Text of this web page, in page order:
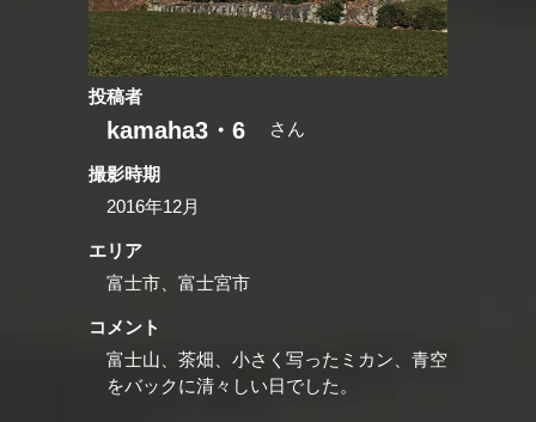
投稿者
kamaha3・6 さん
撮影時期
2016年12月
エリア
富士市、富士宮市
コメント
富士山、茶畑、小さく写ったミカン、青空
をバックに清々しい日でした。